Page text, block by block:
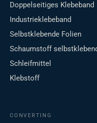
Doppelseitiges Klebeband
Industrieklebeband
Selbstklebende Folien
Schaumstoff
Schleifmittel
Klebstoff
CONVERTING